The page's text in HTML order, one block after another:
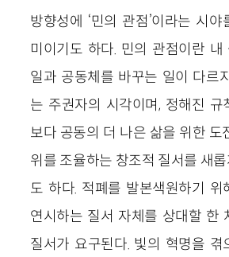
방향성에 ‘민의 관점’이라는 시야
미이기도 하다. 민의 관점이란 내
일과 공동체를 바꾸는 일이 다르
는 주권자의 시각이며, 정해진 규
보다 공동의 더 나은 삶을 위한 도
위를 조율하는 창조적 질서를 새롭
도 하다. 적폐를 발본색원하기 위
연시하는 질서 자체를 상대할 한
질서가 요구된다. 빛의 혁명을 겪